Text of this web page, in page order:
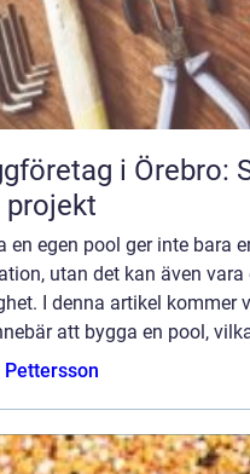
i Örebro:
en egen pool ger inte bara
utan det kan även
I denna artikel kommer
att bygga en pool,